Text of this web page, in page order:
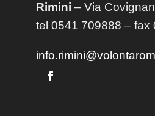
Rimini – Via
tel 0541 709888 – fax